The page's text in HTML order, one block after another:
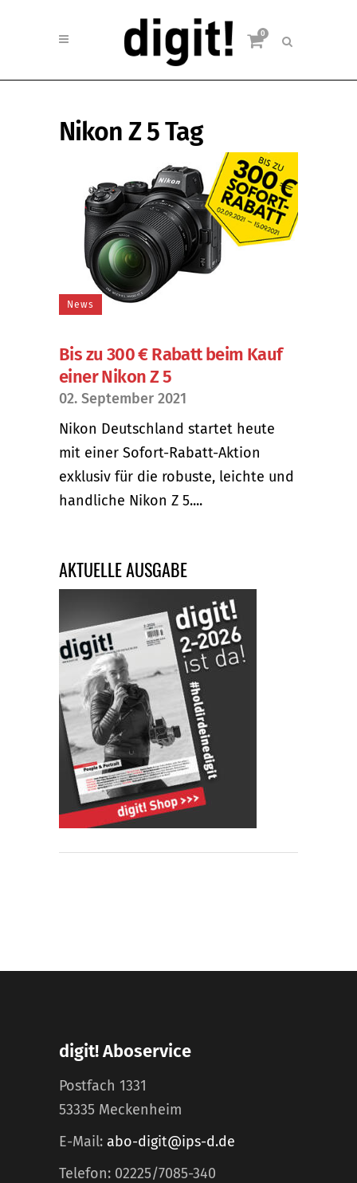
0
Nikon Z 5 Tag
News
Bis zu 300 € Rabatt beim Kauf
einer Nikon Z 5
02. September 2021
Nikon Deutschland startet heute
mit einer Sofort-Rabatt-Aktion
exklusiv für die robuste, leichte und
handliche Nikon Z 5....
AKTUELLE AUSGABE
digit! Aboservice
Postfach 1331
53335 Meckenheim
E-Mail: abo-digit@ips-d.de
Telefon: 02225/7085-340